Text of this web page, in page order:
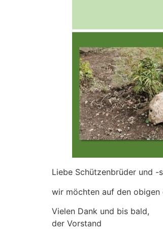
Liebe Schützenbrüder und
wir möchten auf den obigen
Vielen Dank und bis bald,
der Vorstand